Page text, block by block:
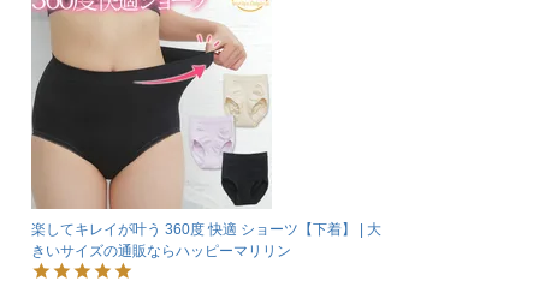
楽してキレイが叶う 360度 快適 ショーツ【下着】 | 大
きいサイズの通販ならハッピーマリリン